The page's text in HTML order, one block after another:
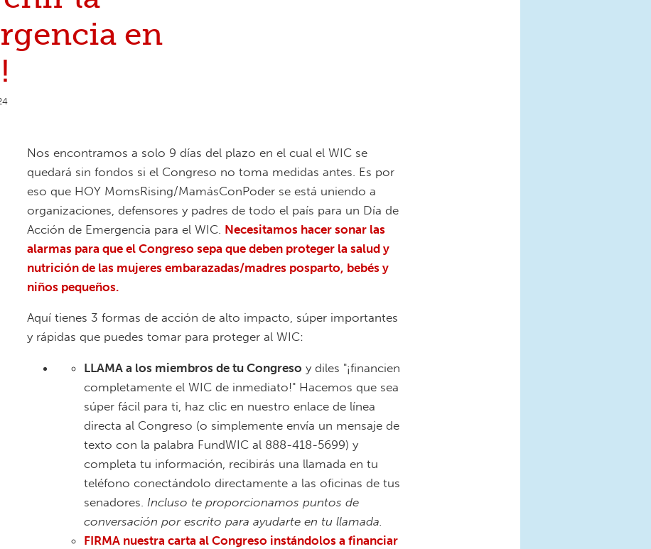
en
Nos encontramos a solo 9 días del plazo en el cual el WIC se
quedará sin fondos si el Congreso no toma medidas antes. Es por
eso que HOY MomsRising/MamásConPoder se está uniendo a
organizaciones, defensores y padres de todo el país para un Día de
Acción de Emergencia para el WIC. Necesitamos hacer sonar las
alarmas para que el Congreso sepa que deben proteger la salud y
nutrición de las mujeres embarazadas/madres posparto, bebés y
niños pequeños.
Aquí tienes 3 formas de acción de alto impacto, súper importantes
y rápidas que puedes tomar para proteger al WIC:
LLAMA a los miembros de tu Congreso y diles "¡financien
completamente el WIC de inmediato!" Hacemos que sea
súper fácil para ti, haz clic en nuestro enlace de línea
directa al Congreso (o simplemente envía un mensaje de
texto con la palabra FundWIC al 888-418-5699) y
completa tu información, recibirás una llamada en tu
teléfono conectándolo directamente a las oficinas de tus
senadores. Incluso te proporcionamos puntos de
conversación por escrito para ayudarte en tu llamada.
FIRMA nuestra carta al Congreso instándolos a financiar